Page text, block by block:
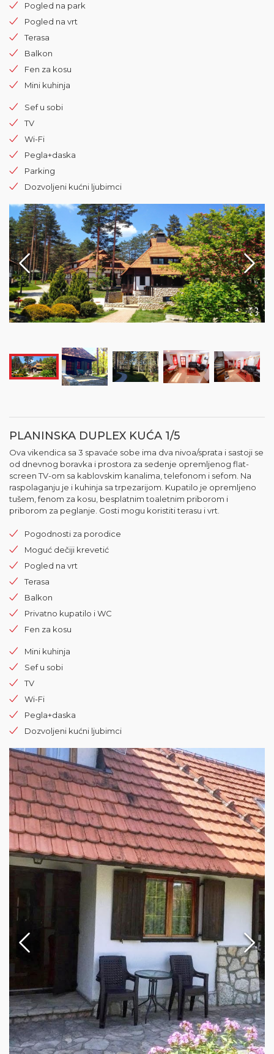
Pogled na park
Pogled na vrt
Terasa
Balkon
Fen za kosu
Mini kuhinja
Sef u sobi
TV
Wi-Fi
Pegla+daska
Parking
Dozvoljeni kućni ljubimci
PLANINSKA DUPLEX KUĆA 1/5
Ova vikendica sa 3 spavaće sobe ima dva nivoa/sprata i sastoji se
od dnevnog boravka i prostora za sedenje opremljenog flat-
screen TV-om sa kablovskim kanalima, telefonom i sefom. Na
raspolaganju je i kuhinja sa trpezarijom. Kupatilo je opremljeno
tušem, fenom za kosu, besplatnim toaletnim priborom i
priborom za peglanje. Gosti mogu koristiti terasu i vrt.
Pogodnosti za porodice
Moguć dečiji krevetić
Pogled na vrt
Terasa
Balkon
Privatno kupatilo i WC
Fen za kosu
Mini kuhinja
Sef u sobi
TV
Wi-Fi
Pegla+daska
Dozvoljeni kućni ljubimci